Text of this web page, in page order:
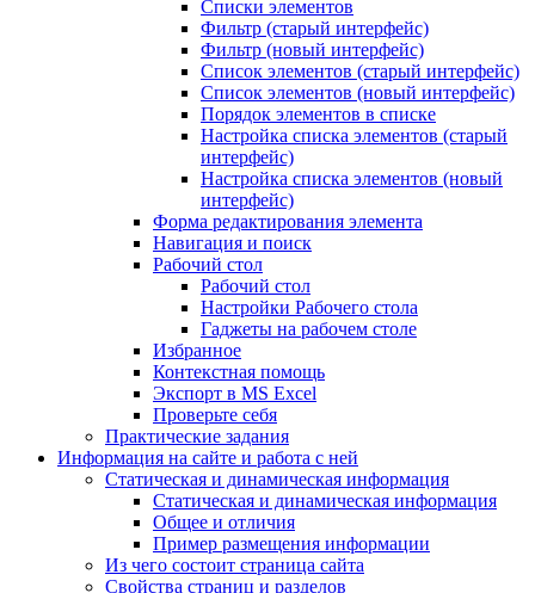
Списки элементов
Фильтр (старый интерфейс)
Фильтр (новый интерфейс)
Список элементов (старый интерфейс)
Список элементов (новый интерфейс)
Порядок элементов в списке
Настройка списка элементов (старый
интерфейс)
Настройка списка элементов (новый
интерфейс)
Форма редактирования элемента
Навигация и поиск
Рабочий стол
Рабочий стол
Настройки Рабочего стола
Гаджеты на рабочем столе
Избранное
Контекстная помощь
Экспорт в MS Excel
Проверьте себя
Практические задания
Информация на сайте и работа с ней
Статическая и динамическая информация
Статическая и динамическая информация
Общее и отличия
Пример размещения информации
Из чего состоит страница сайта
Свойства страниц и разделов